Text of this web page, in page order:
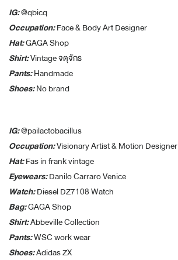
IG:@qbicq
Occupation:Face & Body Art Designer
Hat:GAGA Shop
Shirt:Vintageจตุจักร
Pants:Handmade
Shoes:No brand
IG:@pailactobacillus
Occupation:Visionary Artist & Motion Designer
Hat:Fas in frank vintage
Eyewears:Danilo Carraro Venice
Watch:Diesel DZ7108 Watch
Bag:GAGA Shop
Shirt:Abbeville Collection
Pants:WSC work wear
Shoes:Adidas ZX